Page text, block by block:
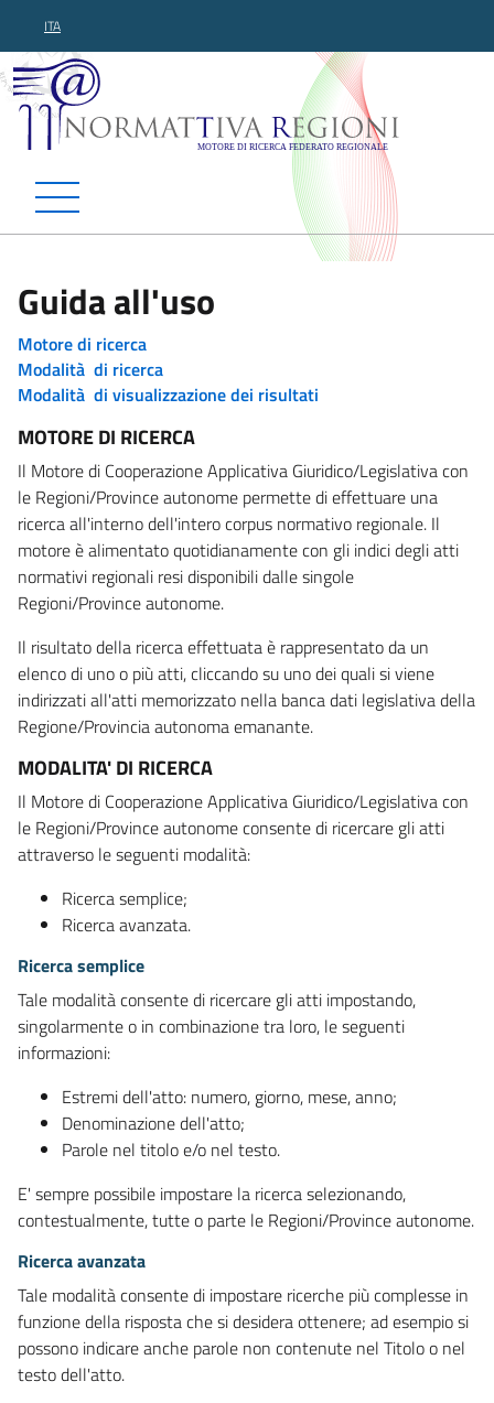
ITA
Normattiva Regioni -
Guida all'uso
Motore di ricerca
Modalità di ricerca
Modalità di visualizzazione dei risultati
MOTORE DI RICERCA
Il Motore di Cooperazione Applicativa Giuridico/Legislativa con
le Regioni/Province autonome permette di effettuare una
ricerca all'interno dell'intero corpus normativo regionale. Il
motore è alimentato quotidianamente con gli indici degli atti
normativi regionali resi disponibili dalle singole
Regioni/Province autonome.
Il risultato della ricerca effettuata è rappresentato da un
elenco di uno o più atti, cliccando su uno dei quali si viene
indirizzati all'atti memorizzato nella banca dati legislativa della
Regione/Provincia autonoma emanante.
MODALITA' DI RICERCA
Il Motore di Cooperazione Applicativa Giuridico/Legislativa con
le Regioni/Province autonome consente di ricercare gli atti
attraverso le seguenti modalità:
Ricerca semplice;
Ricerca avanzata.
Ricerca semplice
Tale modalità consente di ricercare gli atti impostando,
singolarmente o in combinazione tra loro, le seguenti
informazioni:
Estremi dell'atto: numero, giorno, mese, anno;
Denominazione dell'atto;
Parole nel titolo e/o nel testo.
E' sempre possibile impostare la ricerca selezionando,
contestualmente, tutte o parte le Regioni/Province autonome.
Ricerca avanzata
Tale modalità consente di impostare ricerche più complesse in
funzione della risposta che si desidera ottenere; ad esempio si
possono indicare anche parole non contenute nel Titolo o nel
testo dell'atto.